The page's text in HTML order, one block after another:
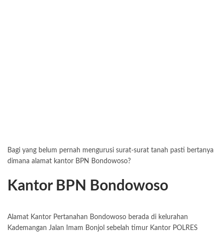
Bagi yang belum pernah mengurusi surat-surat tanah pasti bertanya
dimana alamat kantor BPN Bondowoso?
Kantor BPN Bondowoso
Alamat Kantor Pertanahan Bondowoso berada di kelurahan
Kademangan Jalan Imam Bonjol sebelah timur Kantor POLRES